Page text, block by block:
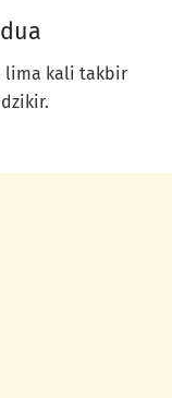
lima kali takbir